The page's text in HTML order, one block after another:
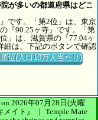
が多いの都道府県はどこ
です。「第2位」は、東京
『90.25ヶ寺』です。「第
」は、滋賀県の『77.04ヶ
細は、下記のボタンで確認
位(人口10万人当たり)
on 2026年07月28日(火曜
メイト』 ｜ Temple Mate